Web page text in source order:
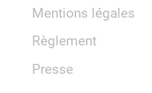
Règlement
Mentions légales
Presse